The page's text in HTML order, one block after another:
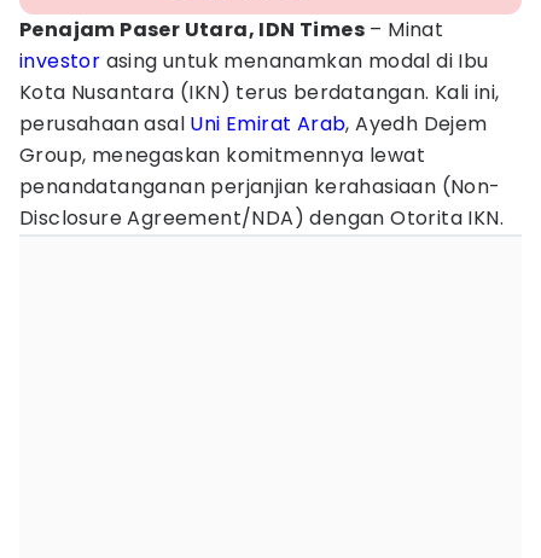
Penajam Paser Utara, IDN Times – Minat
investor asing untuk menanamkan modal di Ibu
Kota Nusantara (IKN) terus berdatangan. Kali ini,
perusahaan asal Uni Emirat Arab, Ayedh Dejem
Group, menegaskan komitmennya lewat
penandatanganan perjanjian kerahasiaan (Non-
Disclosure Agreement/NDA) dengan Otorita IKN.